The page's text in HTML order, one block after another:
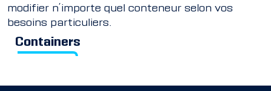
modifier n’importe quel conteneur selon vos
besoins particuliers.
Containers